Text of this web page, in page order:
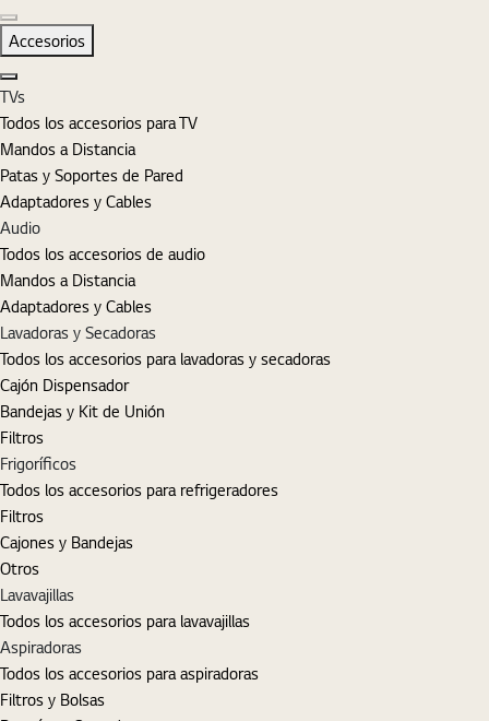
Diapositiva siguiente
Accesorios
Cerrar
TVs
Todos los accesorios para TV
Mandos a Distancia
Patas y Soportes de Pared
Adaptadores y Cables
Audio
Todos los accesorios de audio
Mandos a Distancia
Adaptadores y Cables
Lavadoras y Secadoras
Todos los accesorios para lavadoras y secadoras
Cajón Dispensador
Bandejas y Kit de Unión
Filtros
Frigoríficos
Todos los accesorios para refrigeradores
Filtros
Cajones y Bandejas
Otros
Lavavajillas
Todos los accesorios para lavavajillas
Aspiradoras
Todos los accesorios para aspiradoras
Filtros y Bolsas